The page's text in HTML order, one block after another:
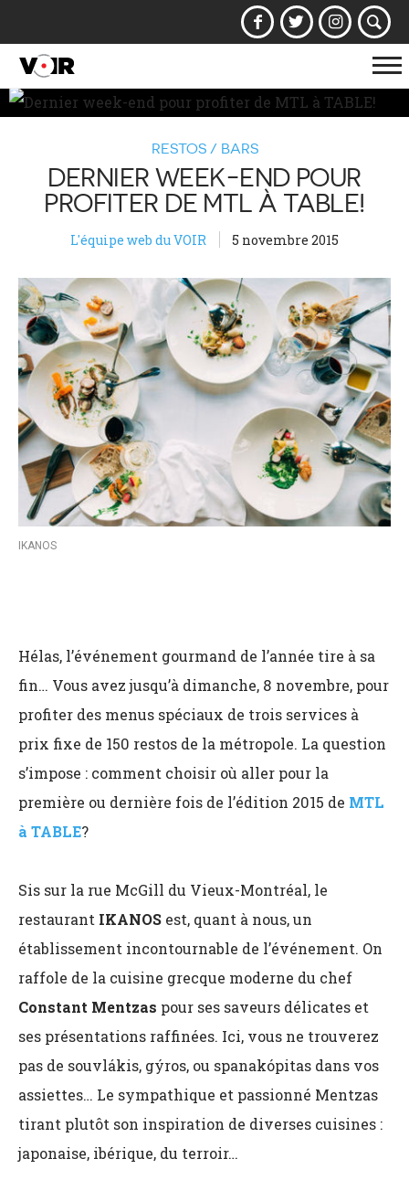
la
RESTOS / BARS
DERNIER WEEK-END POUR
PROFITER DE MTL À TABLE!
L'équipe web du VOIR 5 novembre 2015
IKANOS
Hélas, l’événement gourmand de l’année tire à sa
fin… Vous avez jusqu’à dimanche, 8 novembre, pour
profiter des menus spéciaux de trois services à
prix fixe de 150 restos de la métropole. La question
s’impose : comment choisir où aller pour la
première ou dernière fois de l’édition 2015 de MTL
à TABLE?
Sis sur la rue McGill du Vieux-Montréal, le
restaurant IKANOS est, quant à nous, un
établissement incontournable de l’événement. On
raffole de la cuisine grecque moderne du chef
Constant Mentzas pour ses saveurs délicates et
ses présentations raffinées. Ici, vous ne trouverez
pas de souvlákis, gýros, ou spanakópitas dans vos
assiettes… Le sympathique et passionné Mentzas
tirant plutôt son inspiration de diverses cuisines :
japonaise, ibérique, du terroir…